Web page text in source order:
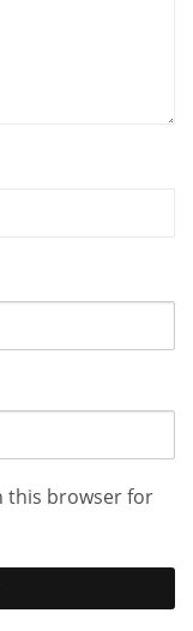
this browser for